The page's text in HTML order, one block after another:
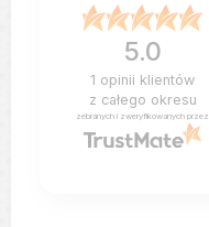
5.0
1 opinii klientów
z całego okresu
zebranych i zweryfikowanych przez